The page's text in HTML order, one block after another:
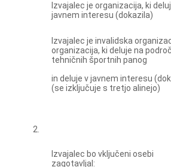
Izvajalec je organizacija, ki
javnem interesu (dokazila)
Izvajalec je invalidska
organizacija, ki deluje na
tehničnih športnih panog
in deluje v javnem interesu
(se izključuje s tretjo alinejo)
2.
Izvajalec bo vključeni osebi
zagotavljal: